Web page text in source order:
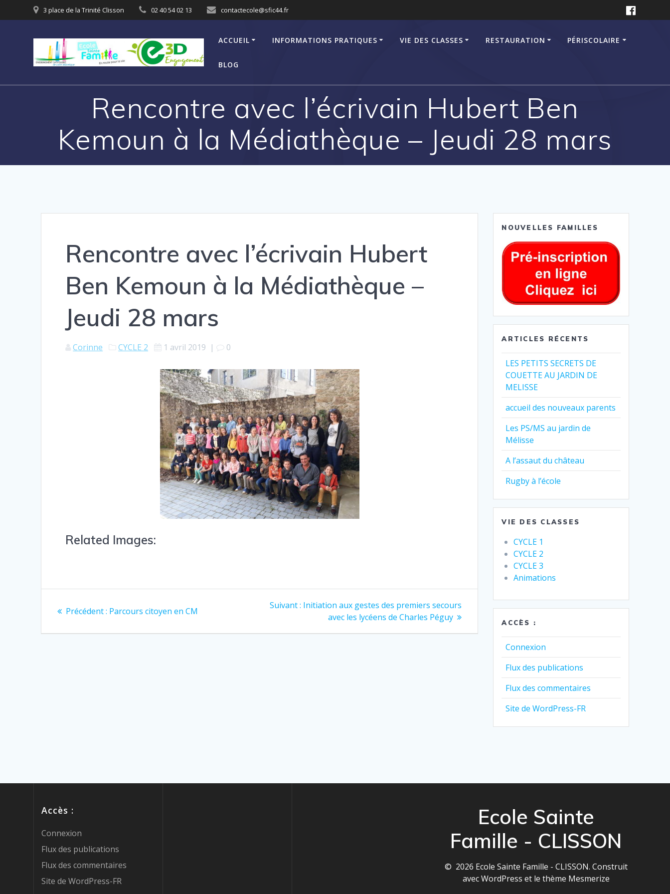
3 place de la Trinité Clisson 02 40 54 02 13 contactecole@sfic44.fr
ACCUEIL INFORMATIONS PRATIQUES VIE DES CLASSES RESTAURATION PÉRISCOLAIRE
BLOG
Rencontre avec l’écrivain Hubert Ben
Kemoun à la Médiathèque – Jeudi 28 mars
Rencontre avec l’écrivain Hubert
Ben Kemoun à la Médiathèque –
Jeudi 28 mars
Corinne CYCLE 2 1 avril 2019 | 0
Related Images:
Précédent : Parcours citoyen en CM
Suivant : Initiation aux gestes des premiers secours
avec les lycéens de Charles Péguy
NOUVELLES FAMILLES
ARTICLES RÉCENTS
LES PETITS SECRETS DE
COUETTE AU JARDIN DE
MELISSE
accueil des nouveaux parents
Les PS/MS au jardin de
Mélisse
A l’assaut du château
Rugby à l’école
VIE DES CLASSES
CYCLE 1
CYCLE 2
CYCLE 3
Animations
ACCÈS :
Connexion
Flux des publications
Flux des commentaires
Site de WordPress-FR
Accès :
Connexion
Flux des publications
Flux des commentaires
Site de WordPress-FR
Ecole Sainte
Famille - CLISSON
© 2026 Ecole Sainte Famille - CLISSON. Construit
avec WordPress et le thème Mesmerize